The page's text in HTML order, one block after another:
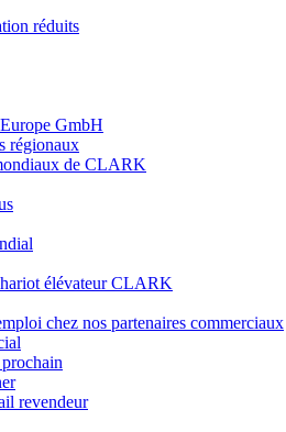
réduits
GmbH
régionaux
de CLARK
élévateur CLARK
chez nos partenaires commerciaux
revendeur